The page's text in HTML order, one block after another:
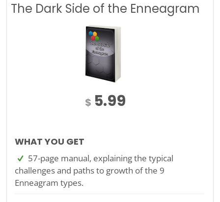
The Dark Side of the Enneagram
$ 5.99
WHAT YOU GET
57-page manual, explaining the typical
challenges and paths to growth of the 9
Enneagram types.